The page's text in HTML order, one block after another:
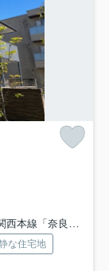
西本線「奈良」駅 徒歩25分
な住宅地